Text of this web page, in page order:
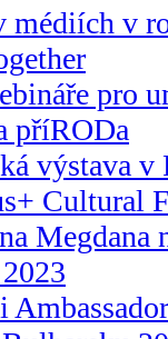
médiích v
pro
příRODa
výstava v
Cultural
Megdana